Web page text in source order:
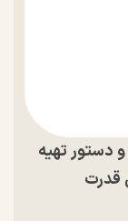
دستور تهیه
قدرت